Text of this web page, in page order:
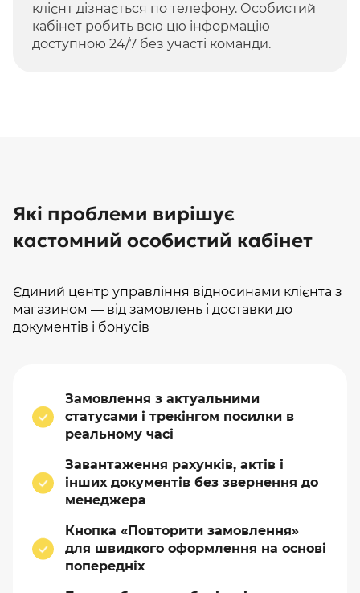
клієнт дізнається по телефону. Особистий
кабінет робить всю цю інформацію
доступною 24/7 без участі команди.
Які проблеми вирішує
кастомний особистий кабінет
Єдиний центр управління відносинами клієнта з
магазином — від замовлень і доставки до
документів і бонусів
Замовлення з актуальними
статусами і трекінгом посилки в
реальному часі
Завантаження рахунків, актів і
інших документів без звернення до
менеджера
Кнопка «Повторити замовлення»
для швидкого оформлення на основі
попередніх